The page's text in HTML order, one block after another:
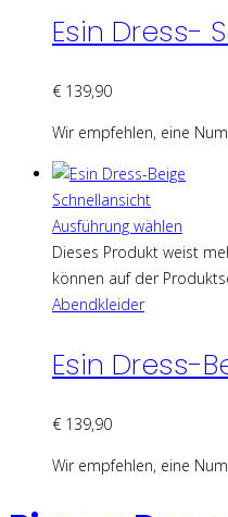
Esin Dress-
€ 139,90
Wir empfehlen, eine
Schnellansicht
Ausführung wählen
Dieses Produkt weist
können auf der
Abendkleider
Esin Dress-
€ 139,90
Wir empfehlen, eine